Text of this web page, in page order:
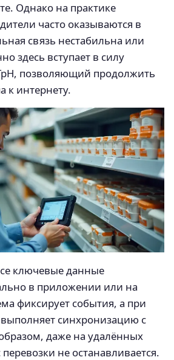
Однако на практике
часто оказываются в
связь нестабильна или
здесь вступает в силу
позволяющий продолжить
к интернету.
ключевые данные
в приложении или на
фиксирует события, а при
синхронизацию с
даже на удалённых
не останавливается.